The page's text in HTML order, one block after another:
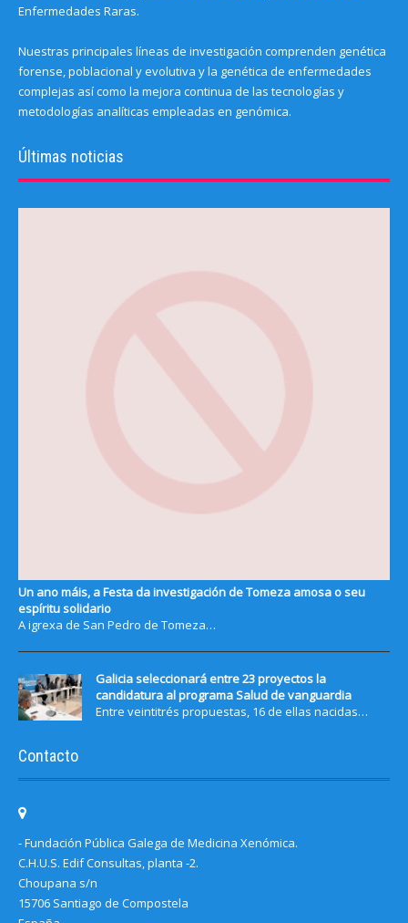
Enfermedades Raras.
Nuestras principales líneas de investigación comprenden genética
forense, poblacional y evolutiva y la genética de enfermedades
complejas así como la mejora continua de las tecnologías y
metodologías analíticas empleadas en genómica.
Últimas noticias
Un ano máis, a Festa da investigación de Tomeza amosa o seu
espíritu solidario
A igrexa de San Pedro de Tomeza…
Galicia seleccionará entre 23 proyectos la
candidatura al programa Salud de vanguardia
Entre veintitrés propuestas, 16 de ellas nacidas…
Contacto
- Fundación Pública Galega de Medicina Xenómica.
C.H.U.S. Edif Consultas, planta -2.
Choupana s/n
15706 Santiago de Compostela